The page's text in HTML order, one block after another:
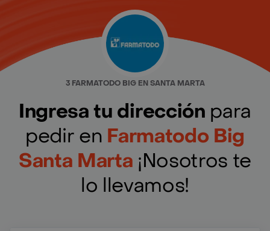
3 FARMATODO BIG EN SANTA MARTA
Ingresa tu dirección para
pedir en Farmatodo Big
Santa Marta ¡Nosotros te
lo llevamos!